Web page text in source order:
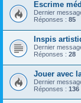
Escrime
Dernier
Réponses : 85
Inspis
Dernier
Réponses : 28
Jouer avec
Dernier
Réponses : 136